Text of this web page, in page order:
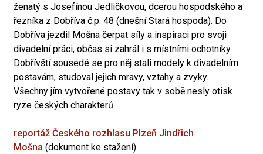
ženatý s Josefínou Jedličkovou, dcerou hospodského a
řezníka z Dobříva č.p. 48 (dnešní Stará hospoda). Do
Dobříva jezdil Mošna čerpat síly a inspiraci pro svoji
divadelní práci, občas si zahrál i s místními ochotníky.
Dobřívští sousedé se pro něj stali modely k divadelním
postavám, studoval jejich mravy, vztahy a zvyky.
Všechny jím vytvořené postavy tak v sobě nesly otisk
ryze českých charakterů.
reportáž Českého rozhlasu Plzeň Jindřich
Mošna (dokument ke stažení)